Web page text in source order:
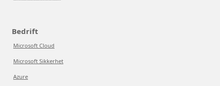
Bedrift
Microsoft Cloud
Microsoft Sikkerhet
Azure